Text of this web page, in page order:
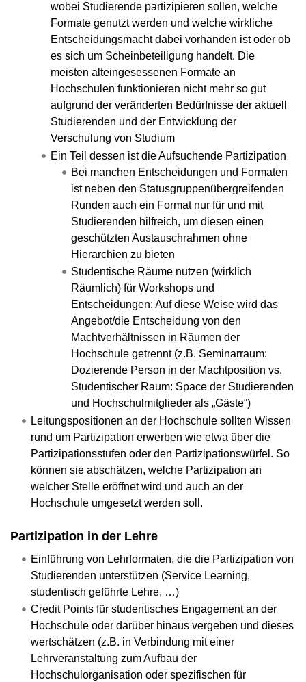
wobei Studierende partizipieren sollen, welche
Formate genutzt werden und welche wirkliche
Entscheidungsmacht dabei vorhanden ist oder ob
es sich um Scheinbeteiligung handelt. Die
meisten alteingesessenen Formate an
Hochschulen funktionieren nicht mehr so gut
aufgrund der veränderten Bedürfnisse der aktuell
Studierenden und der Entwicklung der
Verschulung von Studium
Ein Teil dessen ist die Aufsuchende Partizipation
Bei manchen Entscheidungen und Formaten
ist neben den Statusgruppenübergreifenden
Runden auch ein Format nur für und mit
Studierenden hilfreich, um diesen einen
geschützten Austauschrahmen ohne
Hierarchien zu bieten
Studentische Räume nutzen (wirklich
Räumlich) für Workshops und
Entscheidungen: Auf diese Weise wird das
Angebot/die Entscheidung von den
Machtverhältnissen in Räumen der
Hochschule getrennt (z.B. Seminarraum:
Dozierende Person in der Machtposition vs.
Studentischer Raum: Space der Studierenden
und Hochschulmitglieder als „Gäste“)
Leitungspositionen an der Hochschule sollten Wissen
rund um Partizipation erwerben wie etwa über die
Partizipationsstufen oder den Partizipationswürfel. So
können sie abschätzen, welche Partizipation an
welcher Stelle eröffnet wird und auch an der
Hochschule umgesetzt werden soll.
Partizipation in der Lehre
Einführung von Lehrformaten, die die Partizipation von
Studierenden unterstützen (Service Learning,
studentisch geführte Lehre, …)
Credit Points für studentisches Engagement an der
Hochschule oder darüber hinaus vergeben und dieses
wertschätzen (z.B. in Verbindung mit einer
Lehrveranstaltung zum Aufbau der
Hochschulorganisation oder spezifischen für